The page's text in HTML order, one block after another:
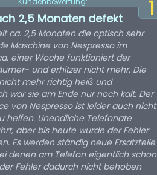
1
2,5 Monaten defekt
ca. 2,5 Monaten die optisch sehr
Maschine von Nespresso im
einer Woche funktioniert der
und erhitzer nicht mehr. Die
mehr richtig heiß und
war sie am Ende nur noch kalt. Der
von Nespresso ist leider auch nicht
helfen. Unendliche Telefonate
aber bis heute wurde der Fehler
Es werden ständig neue Ersatzteile
denen am Telefon eigentlich schon
Fehler dadurch nicht behoben